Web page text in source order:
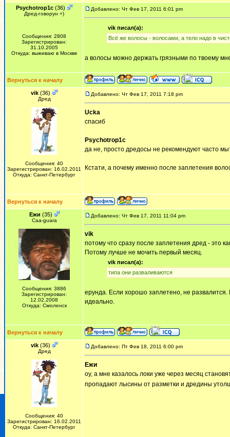
Psychotrop1c (36)
Дред-говорун =)
Сообщения: 2808
Зарегистрирован:
31.10.2005
Откуда: выживаю в Москве
Добавлено: Чт Фев 17, 2011 6:01 pm
vik писал(а):
Всё же волосы - волосами, а тело надо в
а волосы можно держать грязными по твоему
Вернуться к началу
vik (36)
Дред
Сообщения: 40
Зарегистрирован: 16.02.2011
Откуда: Санкт-Петербург
Добавлено: Чт Фев 17, 2011 7:18 pm
Ucka
спасиб
Psychotrop1c
да не, просто дредосы не рекомендуют часто
Кстати, а почему именно после заплетения
Вернуться к началу
Ежи (35)
Сaa-guara
Сообщения: 3886
Зарегистрирован:
12.02.2008
Откуда: Смоленск
Добавлено: Чт Фев 17, 2011 11:04 pm
vik
потому что сразу после заплетения дред - это
Потому лучше не мочить первый месяц.
vik писал(а):
типа они разваливаются
ерунда. Если хорошо заплетено, не
идеально.
Вернуться к началу
vik (36)
Дред
Сообщения: 40
Зарегистрирован: 16.02.2011
Откуда: Санкт-Петербург
Добавлено: Пт Фев 18, 2011 6:00 pm
Ежи
оу, а мне казалось локи уже через месяц
пропадают лысины от разметки и дредины